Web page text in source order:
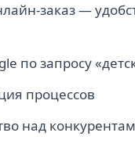
заказ —
по запросу
процессов
над